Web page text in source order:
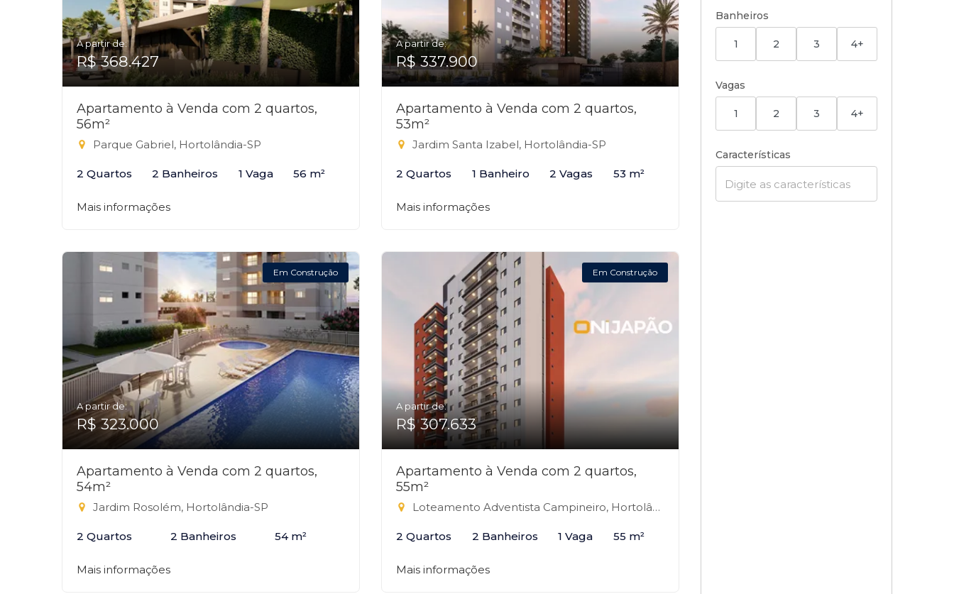
A partir de:
R$ 368.427
Apartamento à Venda com 2 quartos,
56m²
Parque Gabriel, Hortolândia-SP
2 Quartos 2 Banheiros 1 Vaga 56 m²
Mais informações
A partir de:
R$ 337.900
Apartamento à Venda com 2 quartos,
53m²
Jardim Santa Izabel, Hortolândia-SP
2 Quartos 1 Banheiro 2 Vagas 53 m²
Mais informações
Em Construção
A partir de:
R$ 323.000
Apartamento à Venda com 2 quartos,
54m²
Jardim Rosolém, Hortolândia-SP
2 Quartos 2 Banheiros 54 m²
Mais informações
Em Construção
A partir de:
R$ 307.633
Apartamento à Venda com 2 quartos,
55m²
Loteamento Adventista Campineiro, Hortolândia-SP
2 Quartos 2 Banheiros 1 Vaga 55 m²
Mais informações
Banheiros
1 2 3 4+
Vagas
1 2 3 4+
Características